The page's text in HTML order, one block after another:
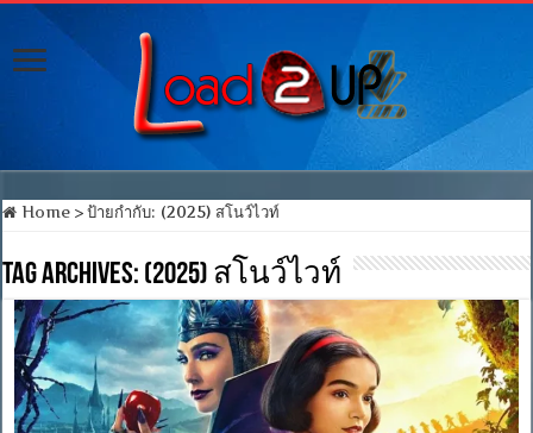
Home > ป้ายกำกับ: (2025) สโนว์ไวท์
Tag Archives: (2025) สโนว์ไวท์